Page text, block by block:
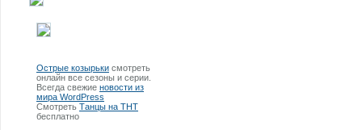
Острые козырьки смотреть
онлайн все сезоны и серии.
Всегда свежие новости из
мира WordPress
Смотреть Танцы на ТНТ
бесплатно